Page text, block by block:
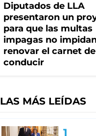
Diputados de LLA
presentaron un
para que las multas
impagas no
renovar el carnet de
conducir
LAS MÁS LEÍDAS